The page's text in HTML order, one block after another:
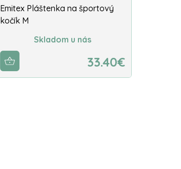
Emitex Pláštenka na športový
kočík M
Skladom u nás
33.40€